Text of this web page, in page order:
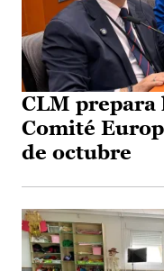
CLM prepara
Comité
de octubre